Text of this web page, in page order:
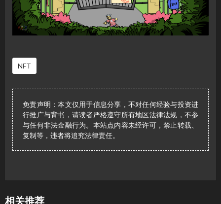
NFT
免责声明：本文仅用于信息分享，不对任何经验与投资进
行推广与背书，请读者严格遵守所有地区法律法规，不参
与任何非法金融行为。本站点内容未经许可，禁止转载、
复制等，违者将追究法律责任。
相关推荐